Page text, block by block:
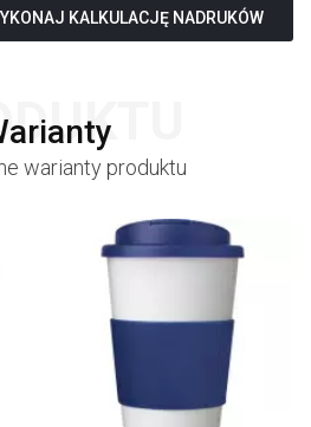
KALKULACJĘ NADRUKÓW
warianty produktu